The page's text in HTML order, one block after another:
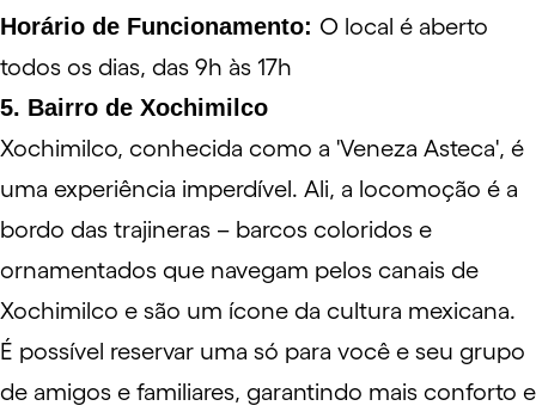
Horário de Funcionamento: O local é aberto
todos os dias, das 9h às 17h
5. Bairro de Xochimilco
Xochimilco, conhecida como a 'Veneza Asteca', é
uma experiência imperdível. Ali, a locomoção é a
bordo das trajineras – barcos coloridos e
ornamentados que navegam pelos canais de
Xochimilco e são um ícone da cultura mexicana.
É possível reservar uma só para você e seu grupo
de amigos e familiares, garantindo mais conforto e